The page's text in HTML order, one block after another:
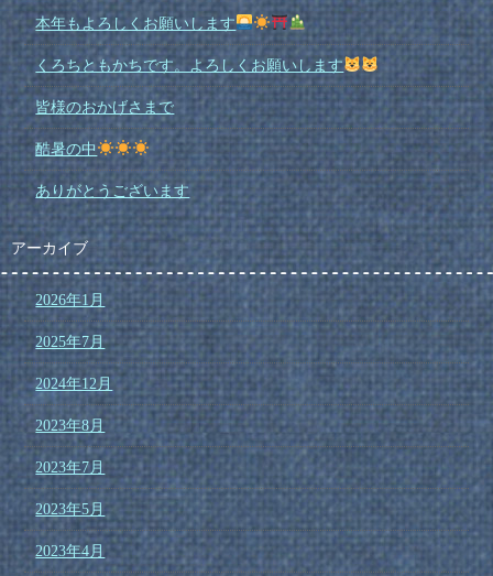
本年もよろしくお願いします
くろちともかちです。よろしくお願いします
皆様のおかげさまで
酷暑の中
ありがとうございます
アーカイブ
2026年1月
2025年7月
2024年12月
2023年8月
2023年7月
2023年5月
2023年4月